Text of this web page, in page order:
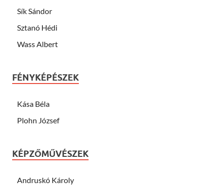
Sík Sándor
Sztanó Hédi
Wass Albert
FÉNYKÉPÉSZEK
Kása Béla
Plohn József
KÉPZŐMŰVÉSZEK
Andruskó Károly